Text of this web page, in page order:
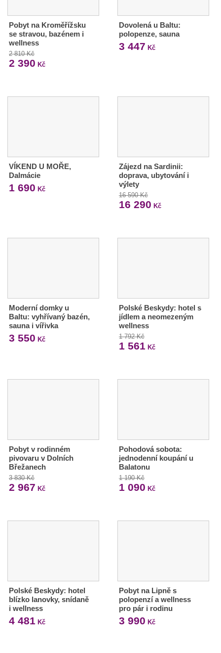
Pobyt na Kroměřížsku
se stravou, bazénem i
wellness
2 810 Kč
2 390 Kč
Dovolená u Baltu:
polopenze, sauna
3 447 Kč
VÍKEND U MOŘE,
Dalmácie
1 690 Kč
Zájezd na Sardinii:
doprava, ubytování i
výlety
16 590 Kč
16 290 Kč
Moderní domky u
Baltu: vyhřívaný bazén,
sauna i vířivka
3 550 Kč
Polské Beskydy: hotel s
jídlem a neomezeným
wellness
1 792 Kč
1 561 Kč
Pobyt v rodinném
pivovaru v Dolních
Břežanech
3 830 Kč
2 967 Kč
Pohodová sobota:
jednodenní koupání u
Balatonu
1 190 Kč
1 090 Kč
Polské Beskydy: hotel
blízko lanovky, snídaně
i wellness
4 481 Kč
Pobyt na Lipně s
polopenzí a wellness
pro pár i rodinu
3 990 Kč